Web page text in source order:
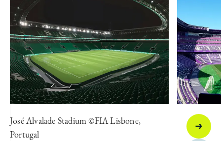
José Alvalade Stadium ©FIA Lisbone,
Portugal